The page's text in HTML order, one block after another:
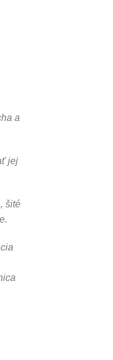
a
jej
šité